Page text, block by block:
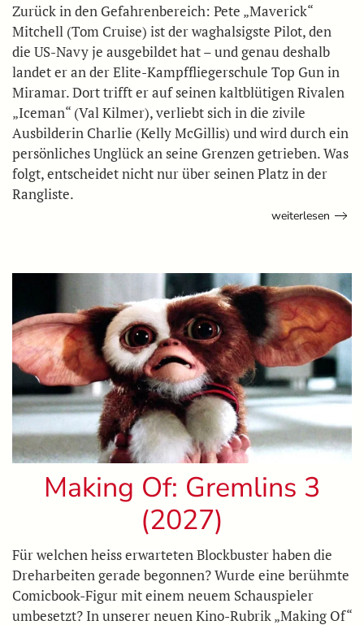
Zurück in den Gefahrenbereich: Pete „Maverick“
Mitchell (Tom Cruise) ist der waghalsigste Pilot, den
die US-Navy je ausgebildet hat – und genau deshalb
landet er an der Elite-Kampffliegerschule Top Gun in
Miramar. Dort trifft er auf seinen kaltblütigen Rivalen
„Iceman“ (Val Kilmer), verliebt sich in die zivile
Ausbilderin Charlie (Kelly McGillis) und wird durch ein
persönliches Unglück an seine Grenzen getrieben. Was
folgt, entscheidet nicht nur über seinen Platz in der
Rangliste.
weiterlesen
Making Of: Gremlins 3
(2027)
Für welchen heiss erwarteten Blockbuster haben die
Dreharbeiten gerade begonnen? Wurde eine berühmte
Comicbook-Figur mit einem neuem Schauspieler
umbesetzt? In unserer neuen Kino-Rubrik „Making Of“